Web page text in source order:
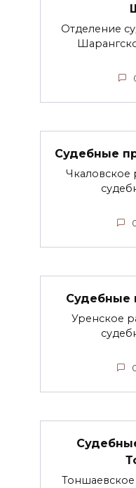
Отделение
Судебные
Чкаловское
Судебные
Уренское